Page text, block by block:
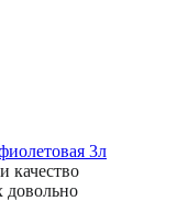
3л
качество
довольно